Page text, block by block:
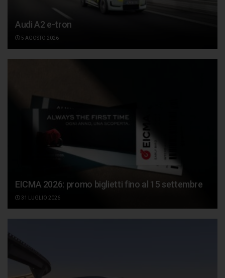
Audi A2 e-tron
5 AGOSTO 2026
EICMA 2026: promo biglietti fino al 15 settembre
31 LUGLIO 2026